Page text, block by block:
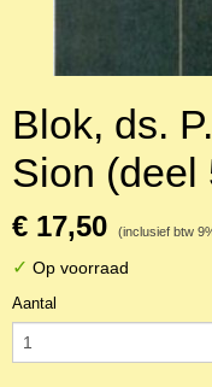
Blok, ds.
Sion (deel
€ 17,50 (inclusief btw
✓ Op voorraad
Aantal